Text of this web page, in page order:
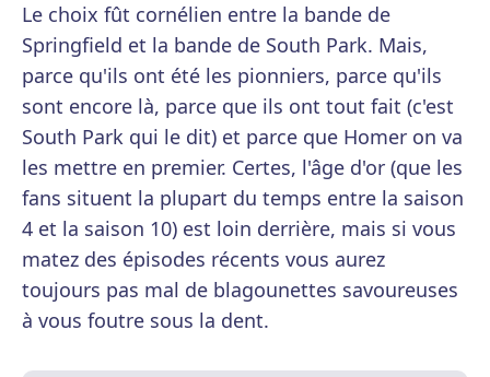
Le choix fût cornélien entre la bande de
Springfield et la bande de South Park. Mais,
parce qu'ils ont été les pionniers, parce qu'ils
sont encore là, parce que ils ont tout fait (c'est
South Park qui le dit) et parce que Homer on va
les mettre en premier. Certes, l'âge d'or (que les
fans situent la plupart du temps entre la saison
4 et la saison 10) est loin derrière, mais si vous
matez des épisodes récents vous aurez
toujours pas mal de blagounettes savoureuses
à vous foutre sous la dent.